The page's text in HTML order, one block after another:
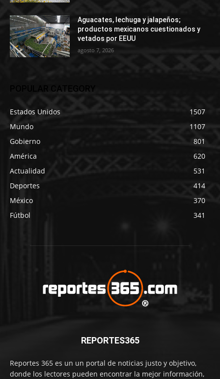
Aguacates, lechuga y jalapeños;
productos mexicanos cuestionados y
vetados por EEUU
agosto 7, 2026
POPULAR CATEGORY
Estados Unidos
1507
Mundo
1107
Gobierno
801
América
620
Actualidad
531
Deportes
414
México
370
Fútbol
341
REPORTES365
Reportes 365 es un un portal de noticias justo y objetivo,
donde los lectores pueden encontrar la mejor información,